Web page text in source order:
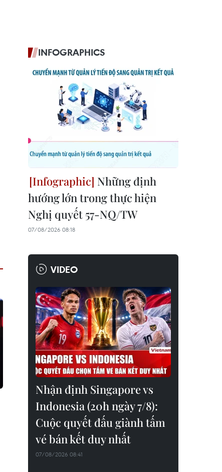
INFOGRAPHICS
Những định
hướng lớn trong thực hiện
Nghị quyết 57-NQ/TW
07/08/2026 08:18
VIDEO
Nhận định Singapore vs
Indonesia (20h ngày 7/8):
Cuộc quyết đấu giành tấm
vé bán kết duy nhất
07/08/2026 08:41